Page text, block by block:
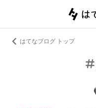
はてなブログ トップ